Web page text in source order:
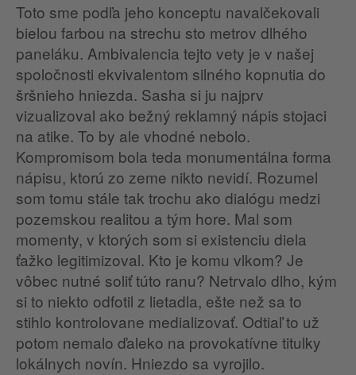
Toto sme podľa jeho konceptu navalčekovali
bielou farbou na strechu sto metrov dlhého
paneláku. Ambivalencia tejto vety je v našej
spoločnosti ekvivalentom silného kopnutia do
šršnieho hniezda. Sasha si ju najprv
vizualizoval ako bežný reklamný nápis stojaci
na atike. To by ale vhodné nebolo.
Kompromisom bola teda monumentálna forma
nápisu, ktorú zo zeme nikto nevidí. Rozumel
som tomu stále tak trochu ako dialógu medzi
pozemskou realitou a tým hore. Mal som
momenty, v ktorých som si existenciu diela
ťažko legitimizoval. Kto je komu vlkom? Je
vôbec nutné soliť túto ranu? Netrvalo dlho, kým
si to niekto odfotil z lietadla, ešte než sa to
stihlo kontrolovane medializovať. Odtiaľ to už
potom nemalo ďaleko na provokatívne titulky
lokálnych novín. Hniezdo sa vyrojilo.